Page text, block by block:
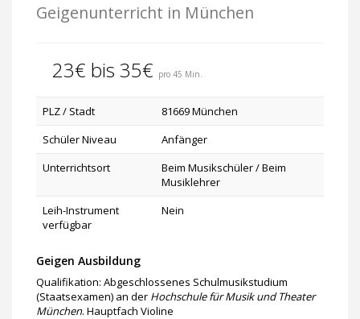
Geigenunterricht in München
23€ bis 35€ pro 45 Min.
PLZ / Stadt
81669 München
Schüler Niveau
Anfänger
Unterrichtsort
Beim Musikschüler / Beim
Musiklehrer
Leih-Instrument
verfügbar
Nein
Geigen Ausbildung
Qualifikation: Abgeschlossenes Schulmusikstudium
(Staatsexamen) an der Hochschule für Musik und Theater
München. Hauptfach Violine